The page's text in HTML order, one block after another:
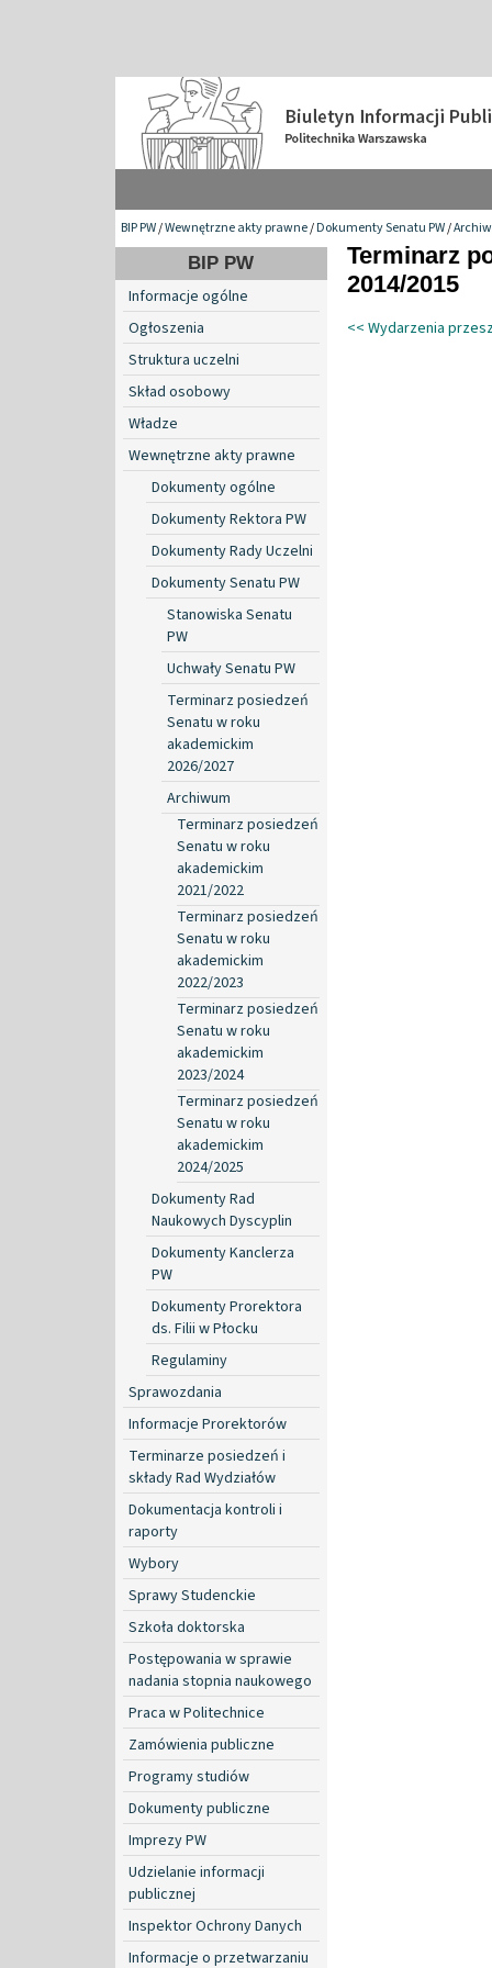
BIP PW/Wewnętrzne akty prawne/Dokumenty Senatu PW/
BIP PW
Informacje ogólne
Ogłoszenia
Struktura uczelni
Skład osobowy
Władze
Wewnętrzne akty prawne
Dokumenty ogólne
Dokumenty Rektora PW
Dokumenty Rady Uczelni
Dokumenty Senatu PW
Stanowiska Senatu
PW
Uchwały Senatu PW
Terminarz posiedzeń
Senatu w roku
akademickim
2026/2027
Archiwum
Terminarz posiedzeń
Senatu w roku
akademickim
2021/2022
Terminarz posiedzeń
Senatu w roku
akademickim
2022/2023
Terminarz posiedzeń
Senatu w roku
akademickim
2023/2024
Terminarz posiedzeń
Senatu w roku
akademickim
2024/2025
Dokumenty Rad
Naukowych Dyscyplin
Dokumenty Kanclerza
PW
Dokumenty Prorektora
ds. Filii w Płocku
Regulaminy
Sprawozdania
Informacje Prorektorów
Terminarze posiedzeń i
składy Rad Wydziałów
Dokumentacja kontroli i
raporty
Wybory
Sprawy Studenckie
Szkoła doktorska
Postępowania w sprawie
nadania stopnia naukowego
Praca w Politechnice
Zamówienia publiczne
Programy studiów
Dokumenty publiczne
Imprezy PW
Udzielanie informacji
publicznej
Inspektor Ochrony Danych
Informacje o przetwarzaniu
Terminarz
2014/2015
<< Wydarzenia